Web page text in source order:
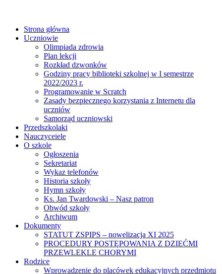
Strona główna
Uczniowie
Olimpiada zdrowia
Plan lekcji
Rozkład dzwonków
Godziny pracy biblioteki szkolnej w I semestrze
2022/2023 r.
Programowanie w Scratch
Zasady bezpiecznego korzystania z Internetu dla
uczniów
Samorząd uczniowski
Przedszkolaki
Nauczyceiele
O szkole
Ogłoszenia
Sekretariat
Wykaz telefonów
Historia szkoły
Hymn szkoły
Ks. Jan Twardowski – Nasz patron
Obwód szkoły
Archiwum
Dokumenty
STATUT ZSPIPS – nowelizacja XI 2025
PROCEDURY POSTĘPOWANIA Z DZIEĆMI
PRZEWLEKLE CHORYMI
Rodzice
Wprowadzenie do placówek edukacyjnych przedmiotu